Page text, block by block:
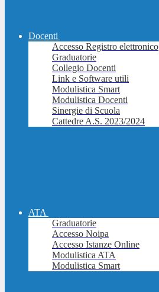
Docenti
Accesso Registro elettronico
Graduatorie
Collegio Docenti
Link e Software utili
Modulistica Smart
Modulistica Docenti
Sinergie di Scuola
Cattedre A.S. 2023/2024
ATA
Graduatorie
Accesso Noipa
Accesso Istanze Online
Modulistica ATA
Modulistica Smart